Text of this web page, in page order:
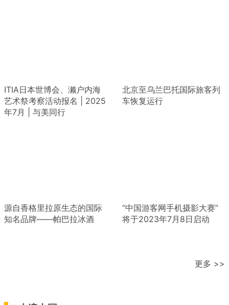
ITIA日本世博会、濑户内海
艺术祭考察活动报名 | 2025
年7月 | 与美同行
北京至乌兰巴托国际旅客列
车恢复运行
源自香格里拉原生态的国际
知名品牌——帕巴拉冰酒
“中国游客网手机摄影大赛”
将于2023年7月8日启动
更多 >>